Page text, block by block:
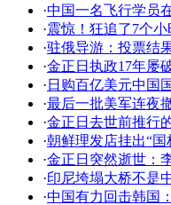
·中国一名飞行学员
·震惊！狂追了7个
·驻俄导游：投票结
·金正日执政17年屡
· 日购百亿美元中国
·最后一批美军连夜
·金正日去世前推行
·朝鲜理发店挂出“国
·金正日突然逝世：
·印尼垮塌大桥不是
·中国有力回击韩国